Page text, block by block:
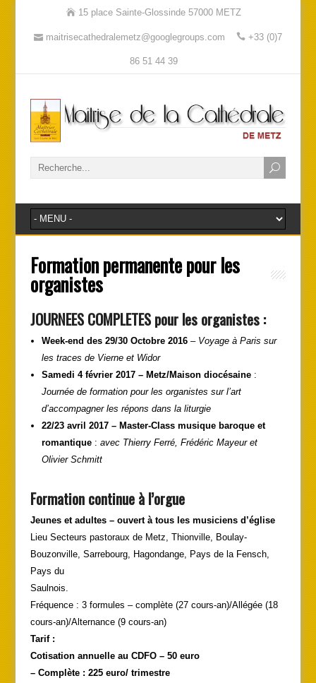
15 place Sainte-Glossinde 57000 METZ
maitrisecathedralemetz@googlegroups.com +33 (0)7
86 51 44 39
Formation permanente pour les
organistes
JOURNEES COMPLETES pour les organistes :
Week-end des 29/30 Octobre 2016 – Voyage à Paris sur
les traces de Vierne et Widor
Samedi 4 février 2017 – Metz/Maison diocésaine :
Journée de formation pour les organistes sur l’art
d’accompagner les répons dans la liturgie
22/23 avril 2017 – Master-Class musique baroque et
romantique : avec Thierry Ferré, Frédéric Mayeur et
Olivier Schmitt
Formation continue à l’orgue
Jeunes et adultes – ouvert à tous les musiciens d’église
Lieu Secteurs pastoraux de Metz, Thionville, Boulay-
Bouzonville, Sarrebourg, Hagondange, Pays de la Fensch,
Pays du
Saulnois.
Fréquence : 3 formules – complète (27 cours-an)/Allégée (18
cours-an)/Alternance (9 cours-an)
Tarif :
Cotisation annuelle au CDFO – 50 euro
– Complète : 225 euro/ trimestre